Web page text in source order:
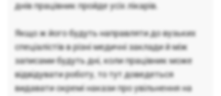
днів працівник пройде усіх лікарів.
Якщо ж його будуть направляти до вузьких
спеціалістів в різні медичні заклади й між
записами будуть дні, коли працівник може
відвідувати роботу, то тут доведеться
видавати окремі накази про увільнення на